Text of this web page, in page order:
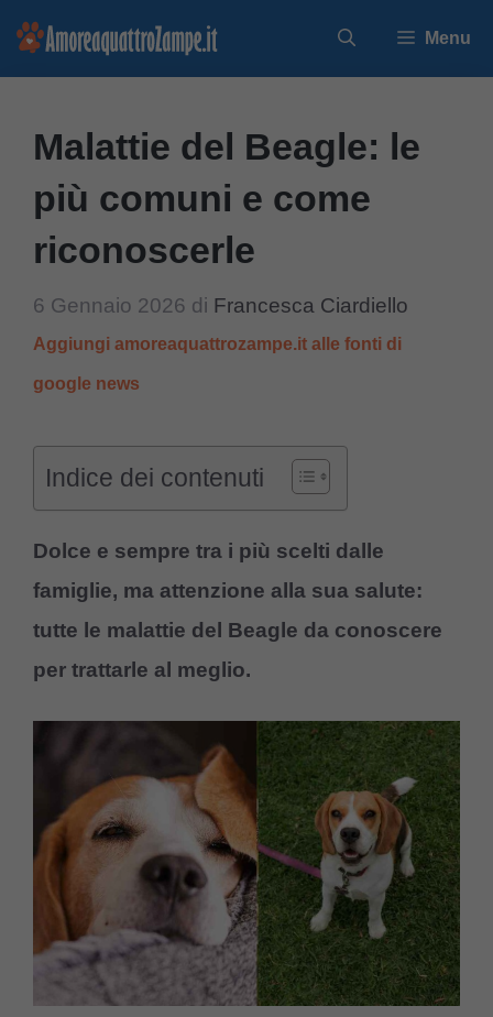
Vai
Menu
Malattie del Beagle: le
più comuni e come
riconoscerle
6 Gennaio 2026 di Francesca Ciardiello
Aggiungi amoreaquattrozampe.it alle fonti di
google news
Indice dei contenuti
Dolce e sempre tra i più scelti dalle
famiglie, ma attenzione alla sua salute:
tutte le malattie del Beagle da conoscere
per trattarle al meglio.